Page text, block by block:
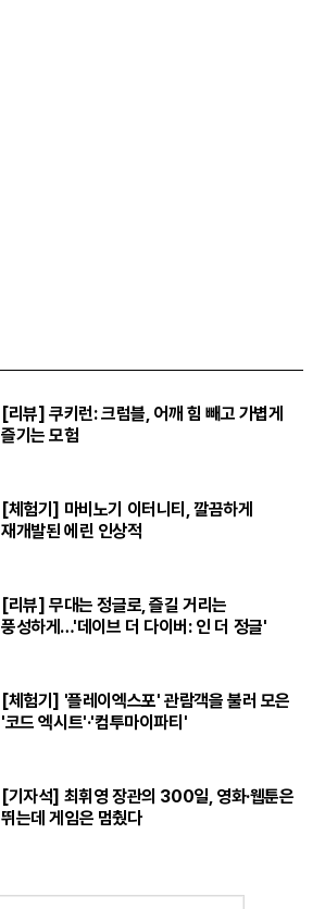
[리뷰] 쿠키런: 크럼블, 어깨 힘 빼고 가볍게
즐기는 모험
[체험기] 마비노기 이터니티, 깔끔하게
재개발된 에린 인상적
[리뷰] 무대는 정글로, 즐길 거리는
풍성하게…'데이브 더 다이버: 인 더 정글'
[체험기] '플레이엑스포' 관람객을 불러 모은
'코드 엑시트'·'컴투마이파티'
[기자석] 최휘영 장관의 300일, 영화·웹툰은
뛰는데 게임은 멈췄다